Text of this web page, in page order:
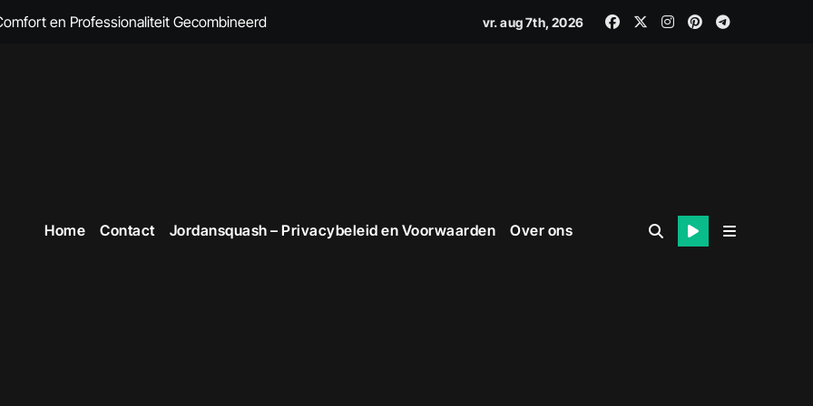
en Professionaliteit Gecombineerd
Overall Kopen voor Elke Gelegenheid
voor Dames
Veiligheid in Stijl
voor Stijlvolle en Functionele Outfits op de Werkvloer
Uitstraling op het Werk
Werkkleding in België
Werkkleding: Comfortabel en Duurzaam
vr. aug 7th, 2026
Home Contact Jordansquash – Privacybeleid en Voorwaarden Over ons